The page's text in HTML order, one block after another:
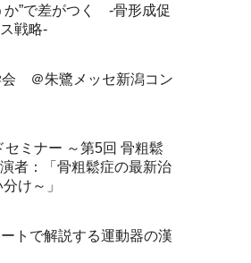
で差がつく -骨形成促
戦略-
＠朱鷺メッセ新潟コン
ミナー ～第5回 骨粗鬆
者：「骨粗鬆症の最新治
け～」
トで解説する運動器の漢